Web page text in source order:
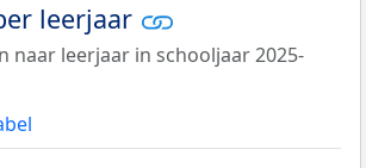
leerjaar
naar leerjaar in schooljaar 2025-